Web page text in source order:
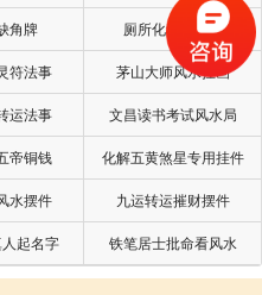
代生活具有重要指导价
可考虑主动突破，冲衰
加强体检与风险防范；
角牌 厕所化秽气煞套
符法事 茅山大师风水挂画
运法事 文昌读书考试风水局
帝铜钱 化解五黄煞星专用挂件
水摆件 九运转运摧财摆件
起名字 铁笔居士批命看风水